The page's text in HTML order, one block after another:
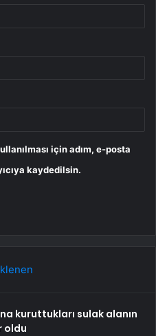
için adım, e-posta
kaydedilsin.
kuruttukları sulak alanın
oldu